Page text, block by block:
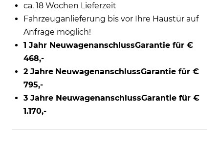
ca. 18 Wochen Lieferzeit
Fahrzeuganlieferung bis vor Ihre Haustür auf
Anfrage möglich!
1 Jahr NeuwagenanschlussGarantie für €
468,-
2 Jahre NeuwagenanschlussGarantie für €
795,-
3 Jahre NeuwagenanschlussGarantie für €
1.170,-